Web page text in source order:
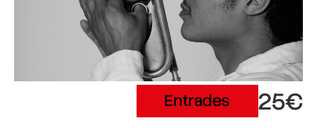
Entrades 25€